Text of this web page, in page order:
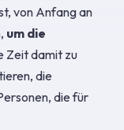
von Anfang an
um die
Zeit damit zu
die
die für